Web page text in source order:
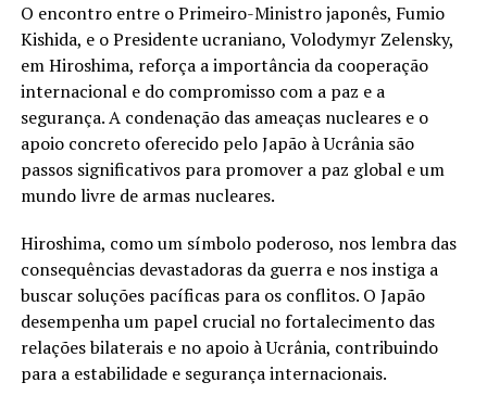
O encontro entre o Primeiro-Ministro japonês, Fumio
Kishida, e o Presidente ucraniano, Volodymyr Zelensky,
em Hiroshima, reforça a importância da cooperação
internacional e do compromisso com a paz e a
segurança. A condenação das ameaças nucleares e o
apoio concreto oferecido pelo Japão à Ucrânia são
passos significativos para promover a paz global e um
mundo livre de armas nucleares.
Hiroshima, como um símbolo poderoso, nos lembra das
consequências devastadoras da guerra e nos instiga a
buscar soluções pacíficas para os conflitos. O Japão
desempenha um papel crucial no fortalecimento das
relações bilaterais e no apoio à Ucrânia, contribuindo
para a estabilidade e segurança internacionais.